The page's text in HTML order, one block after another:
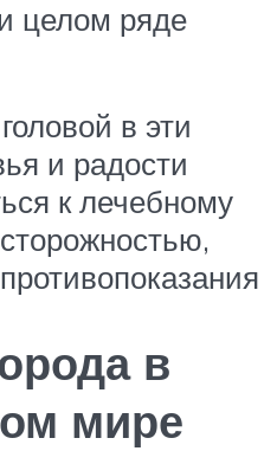
целом ряде
в эти
и радости
к лечебному
в
мире